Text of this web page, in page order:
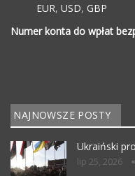
EUR, USD, GBP
Numer konta do wpłat
NAJNOWSZE POSTY
Ukraiński
lip 25, 2026